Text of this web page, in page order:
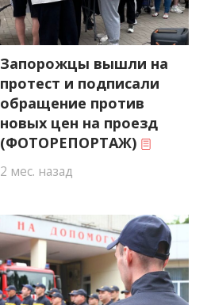
Запорожцы вышли на
протест и подписали
обращение против
новых цен на проезд
(ФОТОРЕПОРТАЖ)
2 мес. назад